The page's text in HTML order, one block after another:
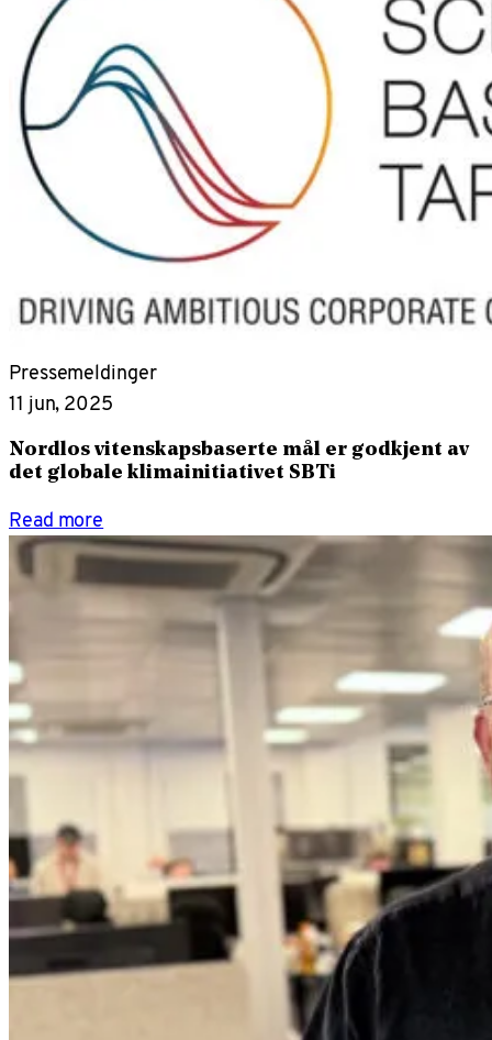
Pressemeldinger
11 jun, 2025
Nordlos vitenskapsbaserte mål er godkjent av
det globale klimainitiativet SBTi
Read more